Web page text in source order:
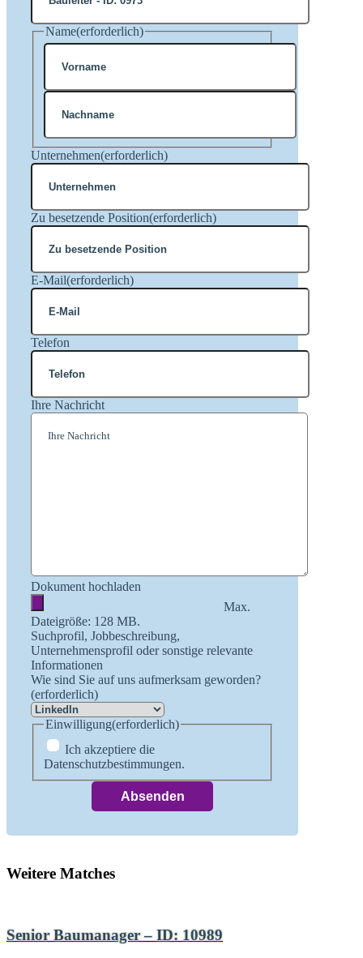
Name(erforderlich)
Vorname
Nachname
Unternehmen(erforderlich)
Zu besetzende Position(erforderlich)
E-Mail(erforderlich)
Telefon
Ihre Nachricht
Dokument hochladen
Max.
Dateigröße: 128 MB.
Suchprofil, Jobbeschreibung,
Unternehmensprofil oder sonstige relevante
Informationen
Wie sind Sie auf uns aufmerksam geworden?
(erforderlich)
Einwilligung(erforderlich)
Ich akzeptiere die
Datenschutzbestimmungen.
Weitere Matches
Senior Baumanager – ID: 10989